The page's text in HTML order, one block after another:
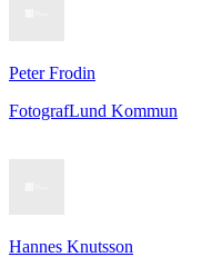
Peter Frodin
FotografLund Kommun
Hannes Knutsson